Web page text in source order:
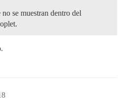
se muestran dentro del